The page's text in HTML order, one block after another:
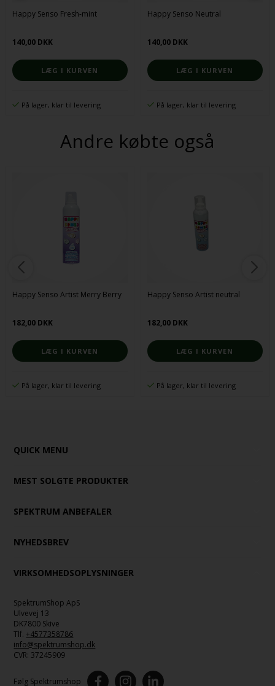
Happy Senso Fresh-mint
140,00 DKK
På lager, klar til levering
Happy Senso Neutral
140,00 DKK
På lager, klar til levering
Andre købte også
Happy Senso Artist Merry Berry
182,00 DKK
På lager, klar til levering
Happy Senso Artist neutral
182,00 DKK
På lager, klar til levering
QUICK MENU
MEST SOLGTE PRODUKTER
SPEKTRUM ANBEFALER
NYHEDSBREV
VIRKSOMHEDSOPLYSNINGER
SpektrumShop ApS
Ulvevej 13
DK7800 Skive
Tlf. +4577358786
info@spektrumshop.dk
CVR: 37245909
Følg Spektrumshop